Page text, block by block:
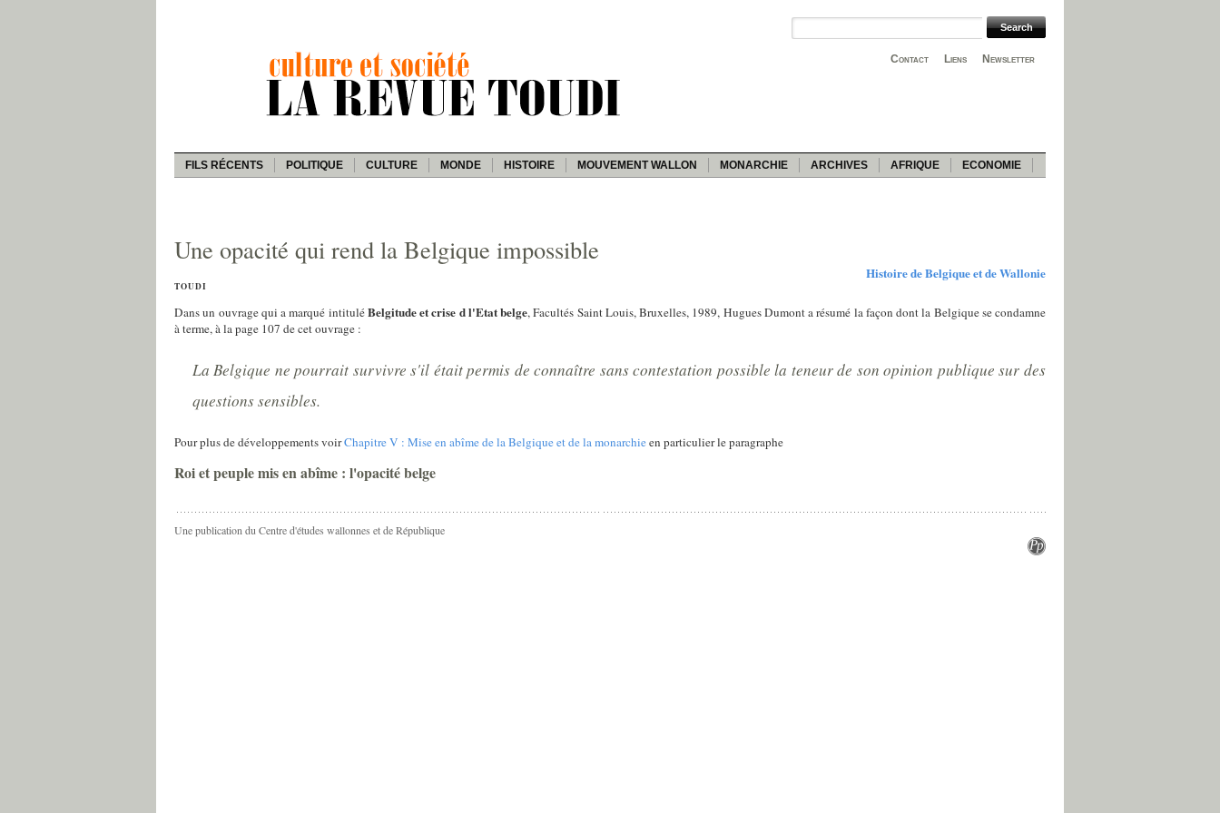
Newsletter
Liens
Contact
FILS RÉCENTS POLITIQUE CULTURE MONDE HISTOIRE MOUVEMENT WALLON MONARCHIE ARCHIVES AFRIQUE ECONOMIE
Une opacité qui rend la Belgique impossible
Histoire de Belgique et de Wallonie
TOUDI
Dans un ouvrage qui a marqué intituléBelgitude et crise d l'Etat belge, Facultés Saint Louis, Bruxelles, 1989, Hugues Dumont a résumé la façon dont la Belgique se condamne
à terme, à la page 107 de cet ouvrage :
La Belgique ne pourrait survivre s'il était permis de connaître sans contestation possible la teneur de son opinion publique sur des
questions sensibles.
Pour plus de développements voirChapitre V : Mise en abîme de la Belgique et de la monarchieen particulier le paragraphe
Roi et peuple mis en abîme : l'opacité belge
Une publication du Centre d'études wallonnes et de République